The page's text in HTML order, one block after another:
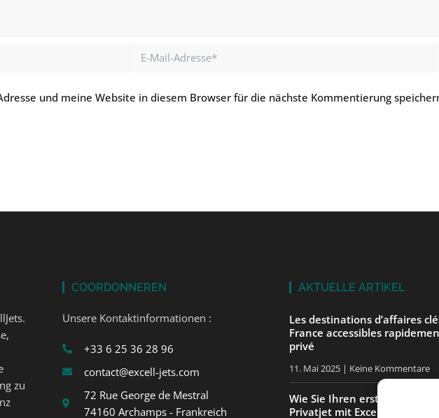
und meine Website in diesem Browser für die nächste Kommentierung
zu
COORDONNEREN
Unsere Kontaktinformationen :
+33 6 25 36 28 96
contact@excell-jets.com
72 Rue George de Mestral
74160 Archamps - Frankreich
AKTUELLE ARTIKEL
Les destinations d’affaires
France accessibles
privé
11. Mai 2025 Keine Kommentare
Wie Sie Ihren ersten Flug in
Privatjet mit ExcellJets gut